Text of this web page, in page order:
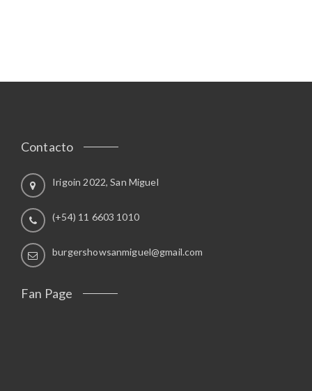
Contacto
Irigoin 2022, San Miguel
(+54) 11 6603 1010
burgershowsanmiguel@gmail.com
Fan Page